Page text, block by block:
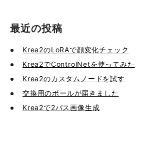
最近の投稿
Krea2のLoRAで顔変化チェック
Krea2でControlNetを使ってみた
Krea2のカスタムノードを試す
交換用のボールが届きました
Krea2で2パス画像生成